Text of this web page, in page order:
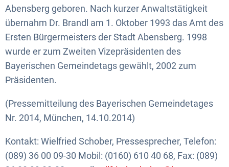
Abensberg geboren. Nach kurzer Anwaltstätigkeit
übernahm Dr. Brandl am 1. Oktober 1993 das Amt des
Ersten Bürgermeisters der Stadt Abensberg. 1998
wurde er zum Zweiten Vizepräsidenten des
Bayerischen Gemeindetags gewählt, 2002 zum
Präsidenten.
(Pressemitteilung des Bayerischen Gemeindetages
Nr. 2014, München, 14.10.2014)
Kontakt: Wielfried Schober, Pressesprecher, Telefon:
(089) 36 00 09-30 Mobil: (0160) 610 40 68, Fax: (089)